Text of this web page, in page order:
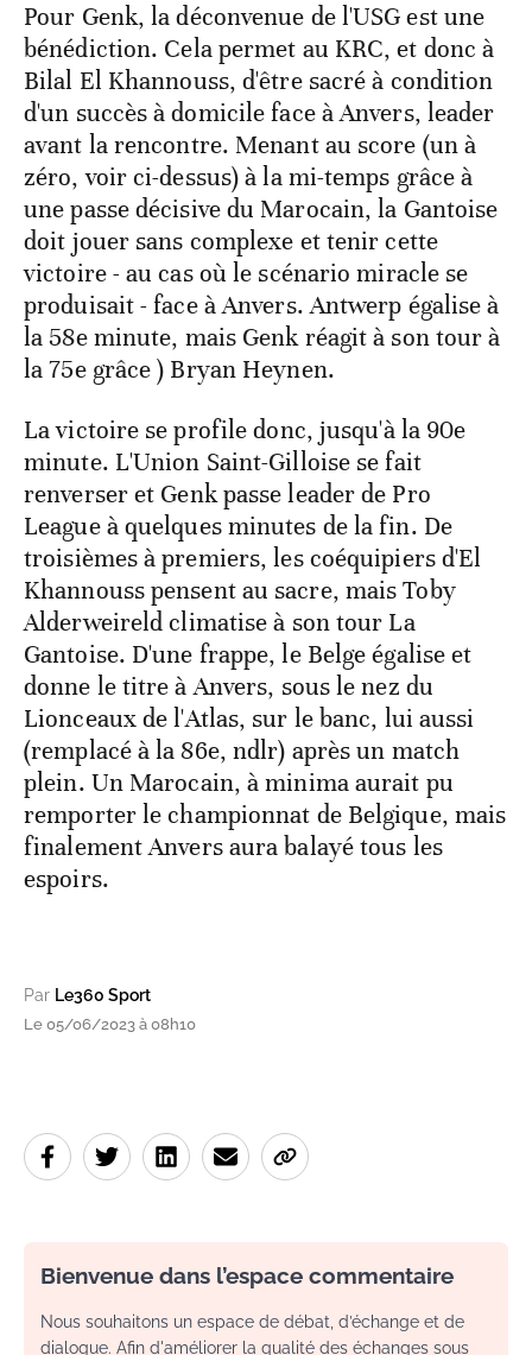
Pour Genk, la déconvenue de l'USG est une
bénédiction. Cela permet au KRC, et donc à
Bilal El Khannouss, d'être sacré à condition
d'un succès à domicile face à Anvers, leader
avant la rencontre. Menant au score (un à
zéro, voir ci-dessus) à la mi-temps grâce à
une passe décisive du Marocain, la Gantoise
doit jouer sans complexe et tenir cette
victoire - au cas où le scénario miracle se
produisait - face à Anvers. Antwerp égalise à
la 58e minute, mais Genk réagit à son tour à
la 75e grâce ) Bryan Heynen.
La victoire se profile donc, jusqu'à la 90e
minute. L'Union Saint-Gilloise se fait
renverser et Genk passe leader de Pro
League à quelques minutes de la fin. De
troisièmes à premiers, les coéquipiers d'El
Khannouss pensent au sacre, mais Toby
Alderweireld climatise à son tour La
Gantoise. D'une frappe, le Belge égalise et
donne le titre à Anvers, sous le nez du
Lionceaux de l'Atlas, sur le banc, lui aussi
(remplacé à la 86e, ndlr) après un match
plein. Un Marocain, à minima aurait pu
remporter le championnat de Belgique, mais
finalement Anvers aura balayé tous les
espoirs.
Par Le360 Sport
Le 05/06/2023 à 08h10
Bienvenue dans l’espace commentaire
Nous souhaitons un espace de débat, d’échange et de
dialogue. Afin d'améliorer la qualité des échanges sous